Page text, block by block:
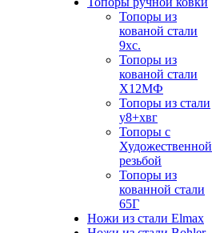
Топоры из
кованой стали
9хс.
Топоры из
кованой стали
Х12МФ
Топоры из стали
у8+хвг
Топоры с
Художественной
резьбой
Топоры из
кованной стали
65Г
Ножи из стали Elmax